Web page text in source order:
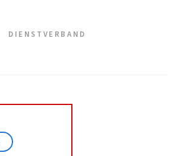
DIENSTVERBAND